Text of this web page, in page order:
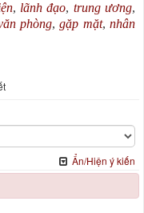
, lãnh đạo, trung ương,
phòng,gặp mặt,nhân
Ẩn/Hiện ý kiến